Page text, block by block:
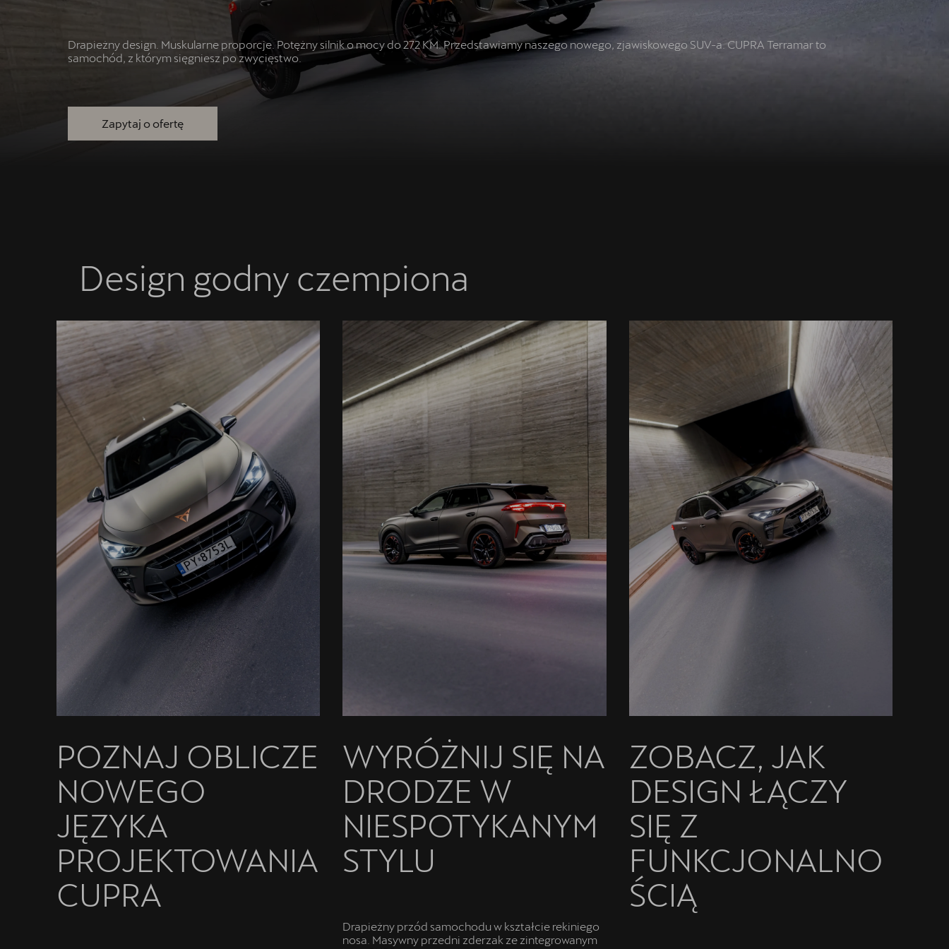
5 lat gwarancji
Oryginalne części zamienne
Drapieżny design. Muskularne proporcje. Potężny silnik o mocy do 272 KM. Przedstawiamy naszego nowego, zjawiskowego SUV-a. CUPRA Terramar to
samochód, z którym sięgniesz po zwycięstwo.
Zapytaj o ofertę
Design godny czempiona
POZNAJ OBLICZE
NOWEGO
JĘZYKA
PROJEKTOWANIA
CUPRA
WYRÓŻNIJ SIĘ NA
DRODZE W
NIESPOTYKANYM
STYLU
Drapieżny przód samochodu w kształcie rekiniego
nosa. Masywny przedni zderzak ze zintegrowanym
ZOBACZ, JAK
DESIGN ŁĄCZY
SIĘ Z
FUNKCJONALNO
ŚCIĄ